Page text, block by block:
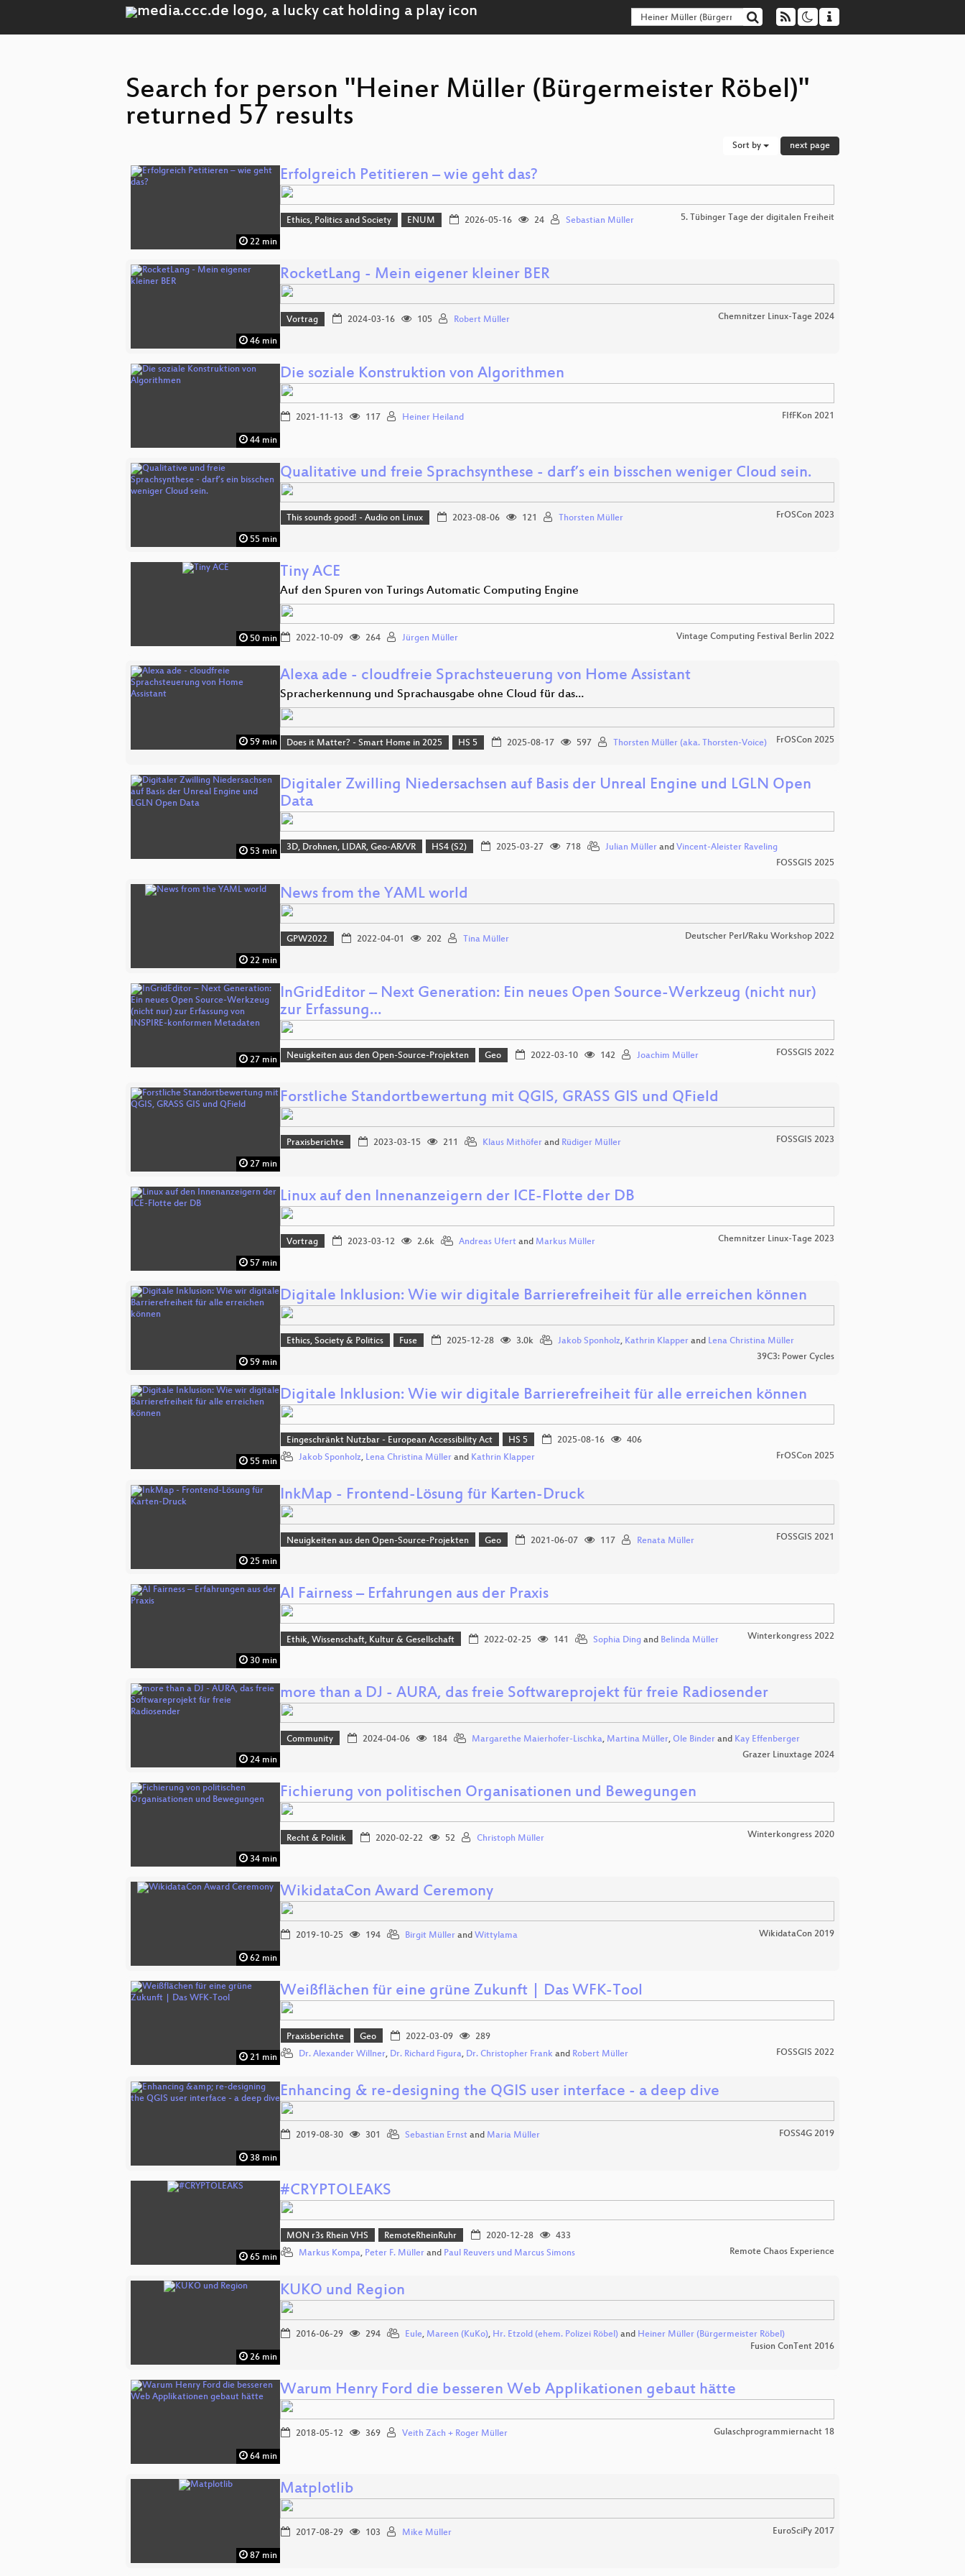
Search for person "Heiner Müller (Bürgermeister Röbel)"
returned 57 results
Sort by next page
22 min
Erfolgreich Petitieren – wie geht das?
Ethics, Politics and Society ENUM 2026-05-16 24 Sebastian Müller 5. Tübinger Tage der digitalen Freiheit
46 min
RocketLang - Mein eigener kleiner BER
Vortrag 2024-03-16 105 Robert Müller Chemnitzer Linux-Tage 2024
44 min
Die soziale Konstruktion von Algorithmen
2021-11-13 117 Heiner Heiland FIfFKon 2021
55 min
Qualitative und freie Sprachsynthese - darf’s ein bisschen weniger Cloud sein.
This sounds good! - Audio on Linux 2023-08-06 121 Thorsten Müller FrOSCon 2023
50 min
Tiny ACE
Auf den Spuren von Turings Automatic Computing Engine
2022-10-09 264 Jürgen Müller Vintage Computing Festival Berlin 2022
59 min
Alexa ade - cloudfreie Sprachsteuerung von Home Assistant
Spracherkennung und Sprachausgabe ohne Cloud für das…
Does it Matter? - Smart Home in 2025 HS 5 2025-08-17 597 Thorsten Müller (aka. Thorsten-Voice) FrOSCon 2025
53 min
Digitaler Zwilling Niedersachsen auf Basis der Unreal Engine und LGLN Open
Data
3D, Drohnen, LIDAR, Geo-AR/VR HS4 (S2) 2025-03-27 718 Julian Müllerand Vincent-Aleister Raveling
FOSSGIS 2025
22 min
News from the YAML world
GPW2022 2022-04-01 202 Tina Müller Deutscher Perl/Raku Workshop 2022
27 min
InGridEditor – Next Generation: Ein neues Open Source-Werkzeug (nicht nur)
zur Erfassung…
Neuigkeiten aus den Open-Source-Projekten Geo 2022-03-10 142 Joachim Müller FOSSGIS 2022
27 min
Forstliche Standortbewertung mit QGIS, GRASS GIS und QField
Praxisberichte 2023-03-15 211 Klaus Mithöferand Rüdiger Müller FOSSGIS 2023
57 min
Linux auf den Innenanzeigern der ICE-Flotte der DB
Vortrag 2023-03-12 2.6k Andreas Ufertand Markus Müller Chemnitzer Linux-Tage 2023
59 min
Digitale Inklusion: Wie wir digitale Barrierefreiheit für alle erreichen können
Ethics, Society & Politics Fuse 2025-12-28 3.0k Jakob Sponholz, Kathrin Klapperand Lena Christina Müller
39C3: Power Cycles
55 min
Digitale Inklusion: Wie wir digitale Barrierefreiheit für alle erreichen können
Eingeschränkt Nutzbar - European Accessibility Act HS 5 2025-08-16
406
Jakob Sponholz, Lena Christina Müller and Kathrin Klapper FrOSCon 2025
25 min
InkMap - Frontend-Lösung für Karten-Druck
Neuigkeiten aus den Open-Source-Projekten Geo 2021-06-07 117 Renata Müller FOSSGIS 2021
30 min
AI Fairness – Erfahrungen aus der Praxis
Ethik, Wissenschaft, Kultur & Gesellschaft 2022-02-25 141 Sophia Dingand Belinda Müller Winterkongress 2022
24 min
more than a DJ - AURA, das freie Softwareprojekt für freie Radiosender
Community 2024-04-06 184 Margarethe Maierhofer-Lischka, Martina Müller, Ole Binderand Kay Effenberger
Grazer Linuxtage 2024
34 min
Fichierung von politischen Organisationen und Bewegungen
Recht & Politik 2020-02-22 52 Christoph Müller Winterkongress 2020
62 min
WikidataCon Award Ceremony
2019-10-25 194 Birgit Müller and Wittylama WikidataCon 2019
21 min
Weißflächen für eine grüne Zukunft | Das WFK-Tool
Praxisberichte Geo 2022-03-09
289
Dr. Alexander Willner, Dr. Richard Figura, Dr. Christopher Frank and Robert Müller FOSSGIS 2022
38 min
Enhancing & re-designing the QGIS user interface - a deep dive
2019-08-30 301 Sebastian Ernst and Maria Müller FOSS4G 2019
65 min
#CRYPTOLEAKS
MON r3s Rhein VHS RemoteRheinRuhr 2020-12-28
433
Markus Kompa, Peter F. Müller and Paul Reuvers und Marcus Simons Remote Chaos Experience
26 min
KUKO und Region
2016-06-29 294 Eule, Mareen (KuKo), Hr. Etzold (ehem. Polizei Röbel) and Heiner Müller (Bürgermeister Röbel)
Fusion ConTent 2016
64 min
Warum Henry Ford die besseren Web Applikationen gebaut hätte
2018-05-12 369 Veith Zäch + Roger Müller Gulaschprogrammiernacht 18
87 min
Matplotlib
2017-08-29 103 Mike Müller EuroSciPy 2017